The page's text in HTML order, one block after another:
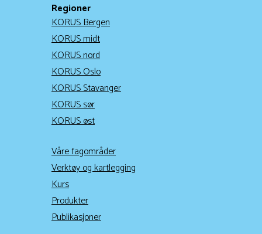
Regioner
KORUS Bergen
KORUS midt
KORUS nord
KORUS Oslo
KORUS Stavanger
KORUS sør
KORUS øst
Våre fagområder
Verktøy og kartlegging
Kurs
Produkter
Publikasjoner